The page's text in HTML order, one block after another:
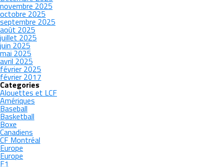
novembre 2025
octobre 2025
septembre 2025
août 2025
juillet 2025
juin 2025
mai 2025
avril 2025
février 2025
février 2017
Categories
Alouettes et LCF
Amériques
Baseball
Basketball
Boxe
Canadiens
CF Montréal
Europe
Europe
F1